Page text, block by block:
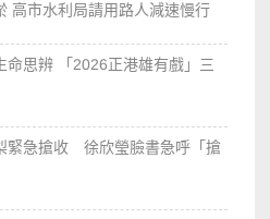
高市水利局請用路人減速慢行
命思辨 「2026正港雄有戲」三
緊急搶收 徐欣瑩臉書急呼「搶